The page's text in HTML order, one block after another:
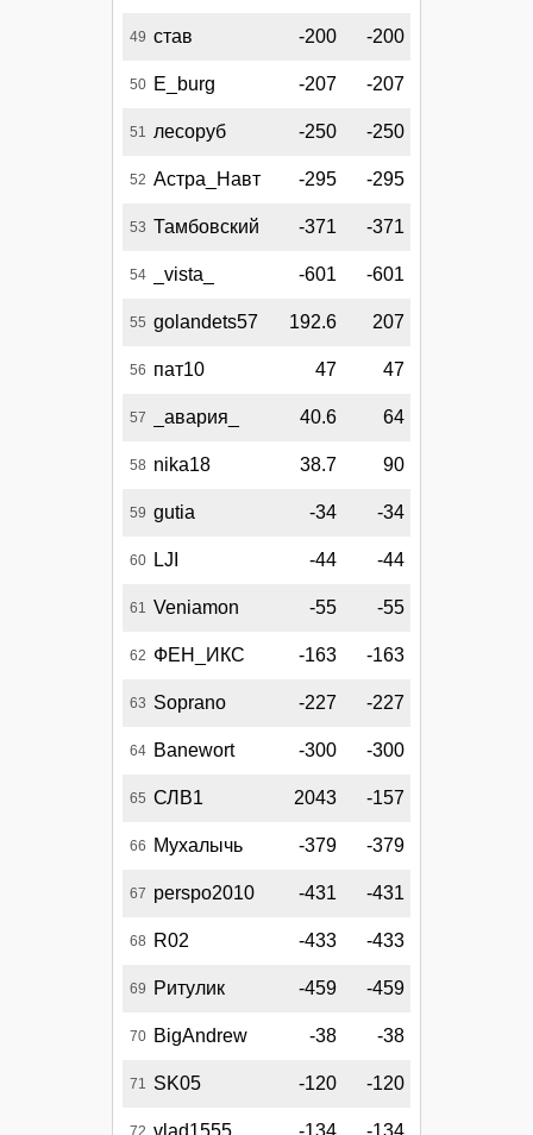
49 став -200 -200
50 E_burg -207 -207
51 лесоруб -250 -250
52 Астра_Навт -295 -295
53 Тамбовский -371 -371
54 _vista_ -601 -601
55 golandets57 192.6 207
56 пат10 47 47
57 _авария_ 40.6 64
58 nika18 38.7 90
59 gutia -34 -34
60 LJI -44 -44
61 Veniamon -55 -55
62 ФЕН_ИКС -163 -163
63 Soprano -227 -227
64 Banewort -300 -300
65 СЛВ1 2043 -157
66 Мухалычь -379 -379
67 perspo2010 -431 -431
68 R02 -433 -433
69 Ритулик -459 -459
70 BigAndrew -38 -38
71 SK05 -120 -120
72 vlad1555 -134 -134